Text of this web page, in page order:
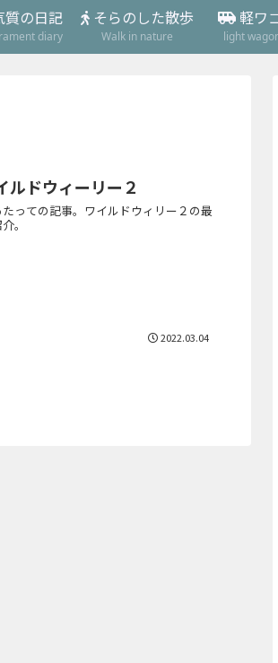
質の日記
diary
そらのした散歩
Walk in nature
軽ワ
light
ルドウィーリー２
っての記事。ワイルドウィリー２の最
。
2022.03.04